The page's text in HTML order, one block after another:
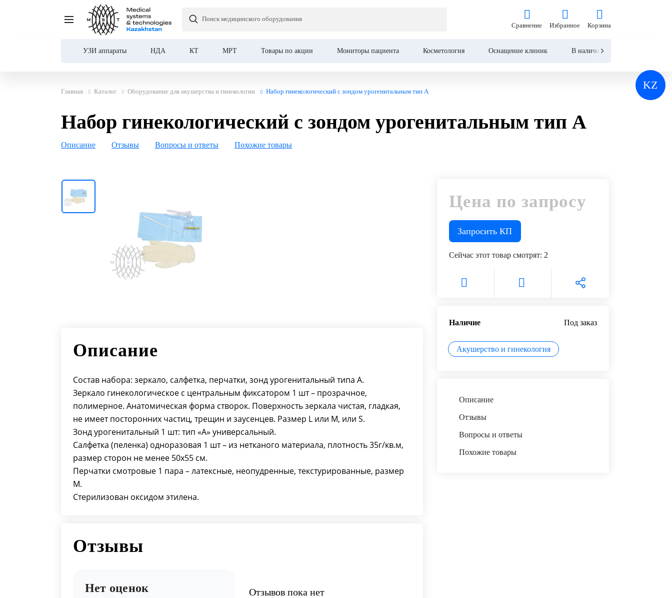
KZ
Поиск медицинского оборудования
Сравнение
Сравнение
Избранное Корзина
УЗИ аппараты НДА КТ МРТ Товары по акции Мониторы пациента Косметология Оснащение клиник В наличии
Главная Каталог Оборудование для акушерства и гинекологии Набор гинекологический с зондом урогенитальным тип А
Набор гинекологический с зондом урогенитальным тип А
Цена по запросу
Запросить КП
Набор гинекологический с зондом урогенитальным тип А
Описание Отзывы Вопросы и ответы Похожие товары
Описание
Состав набора: зеркало, салфетка, перчатки, зонд урогенитальный типа А.
Зеркало гинекологическое с центральным фиксатором 1 шт – прозрачное,
полимерное. Анатомическая форма створок. Поверхность зеркала чистая, гладкая,
не имеет посторонних частиц, трещин и заусенцев. Размер L или М, или S.
Зонд урогенитальный 1 шт: тип «А» универсальный.
Салфетка (пеленка) одноразовая 1 шт – из нетканого материала, плотность 35г/кв.м,
размер сторон не менее 50х55 см.
Перчатки смотровые 1 пара – латексные, неопудренные, текстурированные, размер
М.
Стерилизован оксидом этилена.
Отзывы
Нет оценок
Отзывов пока нет
Цена по запросу
Запросить КП
Сейчас этот товар смотрят: 2
Наличие Под заказ
Акушерство и гинекология
Описание
Отзывы
Вопросы и ответы
Похожие товары